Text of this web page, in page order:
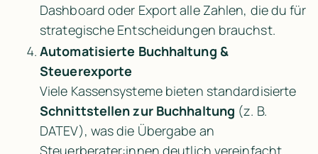
Dashboard oder Export alle Zahlen, die du für
strategische Entscheidungen brauchst.
Automatisierte Buchhaltung &
Steuerexporte
Schnittstellen zur Buchhaltung (z. B.
DATEV), was die Übergabe an